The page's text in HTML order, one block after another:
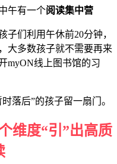
午有一个阅读集中营
子们利用午休前20分钟，
大多数孩子就不需要再来
线上图书馆的习
落后”的孩子留一扇门。
维度“引”出高质